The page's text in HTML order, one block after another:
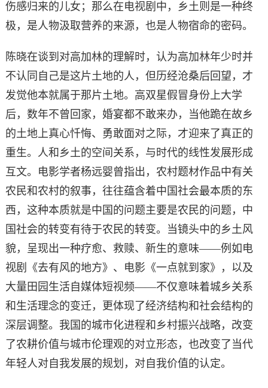
伤感归来的儿女；那么在电视剧中，乡土则是一种终
极，是人物汲取营养的来源，也是人物宿命的密码。
陈晓在谈到对高加林的理解时，认为高加林年少时并
不认同自己是这片土地的人，但历经沧桑后回望，才
发觉他本就属于那片土地。高双星假冒身份上大学
后，数年不曾回家，婚宴都不敢来办，当他跪在故乡
的土地上真心忏悔、勇敢面对之际，才迎来了真正的
重生。人和乡土的空间关系，与时代的线性发展形成
互文。电影学者杨远婴曾指出，农村题材作品中有关
农民和农村的叙事，往往蕴含着中国社会最本质的东
西，这种本质就是中国的问题主要是农民的问题，中
国社会的转变有待于农民的转变。当镜头中的乡土风
貌，呈现出一种疗愈、救赎、新生的意味——例如电
视剧《去有风的地方》、电影《一点就到家》，以及
大量田园生活自媒体短视频——不仅意味着城乡关系
和生活理念的变迁，更体现了经济结构和社会结构的
深层调整。我国的城市化进程和乡村振兴战略，改变
了农耕价值与城市伦理观的对立形态，也改变了当代
年轻人对自我发展的规划，对自我价值的认定。